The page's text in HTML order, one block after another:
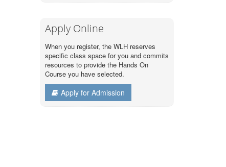
Apply Online
When you register, the WLH reserves
specific class space for you and commits
resources to provide the Hands On
Course you have selected.
Apply for Admission